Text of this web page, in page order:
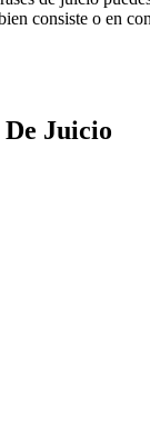
consiste o en
Juicio